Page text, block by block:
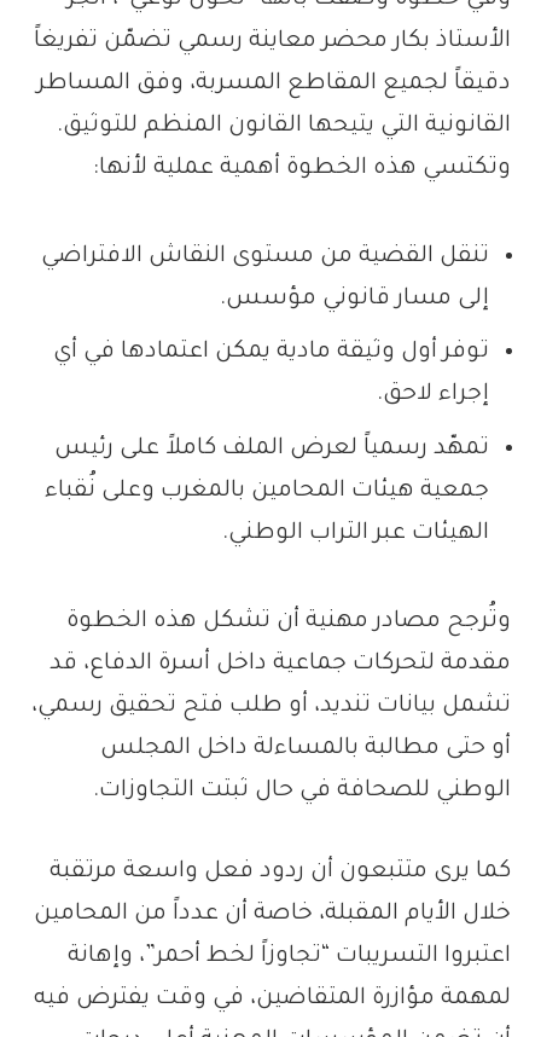
الأستاذ بكار محضر معاينة رسمي تضمّن تفريغاً
دقيقاً لجميع المقاطع المسربة، وفق المساطر
القانونية التي يتيحها القانون المنظم للتوثيق.
وتكتسي هذه الخطوة أهمية عملية لأنها:
تنقل القضية من مستوى النقاش الافتراضي
إلى مسار قانوني مؤسس.
توفر أول وثيقة مادية يمكن اعتمادها في أي
إجراء لاحق.
تمهّد رسمياً لعرض الملف كاملاً على رئيس
جمعية هيئات المحامين بالمغرب وعلى نُقباء
الهيئات عبر التراب الوطني.
وتُرجح مصادر مهنية أن تشكل هذه الخطوة
مقدمة لتحركات جماعية داخل أسرة الدفاع، قد
تشمل بيانات تنديد، أو طلب فتح تحقيق رسمي،
أو حتى مطالبة بالمساءلة داخل المجلس
الوطني للصحافة في حال ثبتت التجاوزات.
كما يرى متتبعون أن ردود فعل واسعة مرتقبة
خلال الأيام المقبلة، خاصة أن عدداً من المحامين
اعتبروا التسريبات “تجاوزاً لخط أحمر”، وإهانة
لمهمة مؤازرة المتقاضين، في وقت يفترض فيه